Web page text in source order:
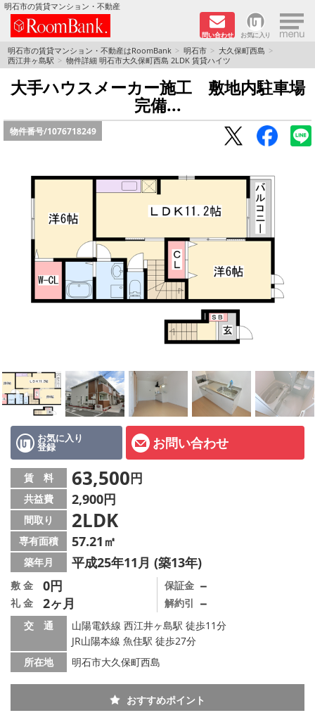
明石市の賃貸マンション・不動産
問い合わせ お気に入り ×
TOPページ
分譲マンションシリーズ
リノベーション物件
オートロック付き物件特集
路線·駅から探す
地域から探す
地図から探す
LINE公式アカウント
店舗情報·アクセス
会社概要
メールでお問い合わせ
明石市の賃貸マンション・不動産はRoomBank 明石市
大久保町西島
西江井ヶ島駅
物件詳細 明石市大久保町西島 2LDK 賃貸ハイツ
大手ハウスメーカー施工 敷地内駐車場
完備...
物件番号/1076718249
お気に入り
登録 お問い合わせ
賃 料 63,500円
共益費 2,900円
間取り 2LDK
専有面積 57.21㎡
築年月 平成25年11月 (築13年)
敷 金 0円
礼 金 2ヶ月
保証金 －
解約引 －
交 通
山陽電鉄線 西江井ヶ島駅 徒歩11分
JR山陽本線 魚住駅 徒歩27分
所在地
明石市大久保町西島
おすすめポイント